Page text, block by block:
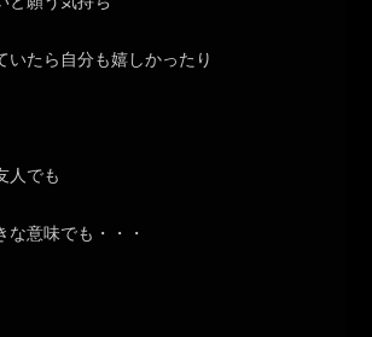
いたら自分も嬉しかったり
人でも
な意味でも・・・